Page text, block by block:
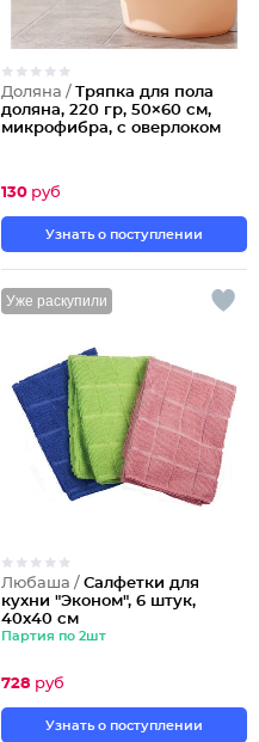
Доляна / Тряпка для пола
доляна, 220 гр, 50×60 см,
микрофибра, с оверлоком
130 руб
Узнать о поступлении
Уже раскупили
Любаша / Салфетки для
кухни "Эконом", 6 штук,
40х40 см
Партия по 2шт
728 руб
Узнать о поступлении